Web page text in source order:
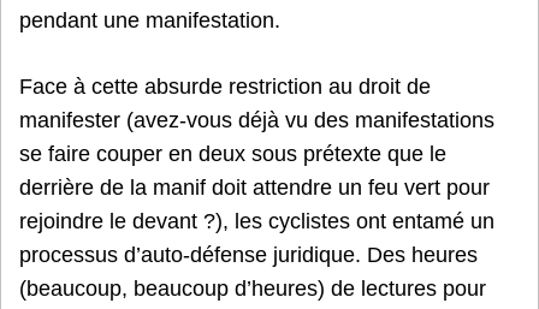
pendant une manifestation.
Face à cette absurde restriction au droit de
manifester (avez-vous déjà vu des manifestations
se faire couper en deux sous prétexte que le
derrière de la manif doit attendre un feu vert pour
rejoindre le devant ?), les cyclistes ont entamé un
processus d’auto-défense juridique. Des heures
(beaucoup, beaucoup d’heures) de lectures pour